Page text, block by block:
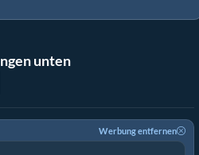
unten
Werbung entfernen